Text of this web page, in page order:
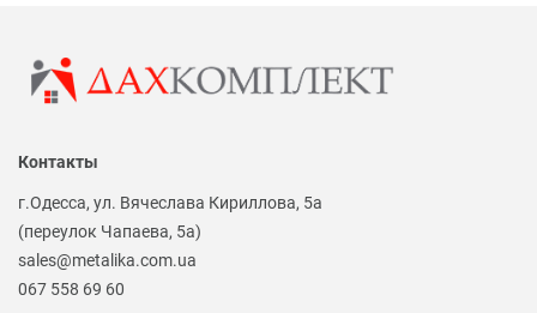
Контакты
г.Одесса, ул. Вячеслава Кириллова, 5а
(переулок Чапаева, 5а)
sales@metalika.com.ua
067 558 69 60